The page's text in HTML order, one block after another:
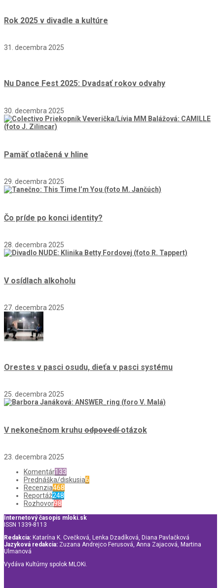
Rok 2025 v divadle a kultúre
31. decembra 2025
Nu Dance Fest 2025: Dvadsať rokov odvahy
30. decembra 2025
Pamäť otlačená v hline
29. decembra 2025
Čo príde po konci identity?
28. decembra 2025
V osídlach alkoholu
27. decembra 2025
Orestes v pasci osudu, dieťa v pasci systému
25. decembra 2025
V nekonečnom kruhu odpovedíotázok
23. decembra 2025
Komentár133
Prednáška/diskusia6
Recenzia468
Reportáž248
Rozhovor98
Internetový časopis mloki.sk
ISSN 1339-8113
Redakcia: Katarína K. Cvečková, Lenka Dzadíková, Diana Pavlačková
Jazyková redakcia: Zuzana Andrejco Ferusová, Anna Zajacová, Martina
Ulmanová
Vydáva Kultúrny spolok MLOKi.